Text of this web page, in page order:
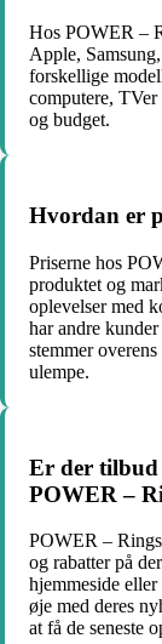
Hos POWER –
Apple,
forskellige
computere, TVer
og budget.
Hvordan er
Priserne hos
produktet og
oplevelser med
har andre
stemmer
ulempe.
Er der tilbud
POWER –
POWER –
og rabatter på
hjemmeside
øje med deres
at få de seneste